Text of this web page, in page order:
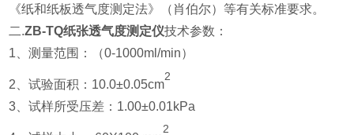
《纸和纸板透气度测定法》（肖伯尔）等有关标准要求。
二.ZB-TQ纸张透气度测定仪技术参数：
1、测量范围：（0-1000ml/min）
2、试验面积：10.0±0.05cm
2
3、试样所受压差：1.00±0.01kPa
2